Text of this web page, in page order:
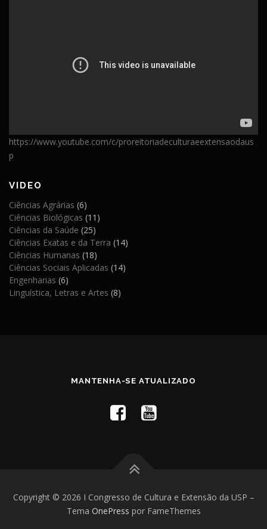
https://www.youtube.com/c/proreitoriadeculturaeextensaodaus
p
VIDEO
Ciências Agrárias (6)
Ciências Biológicas (11)
Ciências da Saúde (25)
Ciências Exatas e da Terra (14)
Ciências Humanas (18)
Ciências Sociais Aplicadas (14)
Engenharias (6)
Linguística, Letras e Artes (8)
MANTENHA-SE ATUALIZADO
Copyright © 2026 I Congresso de Cultura e Extensão da USP –
Tema OnePress por FameThemes